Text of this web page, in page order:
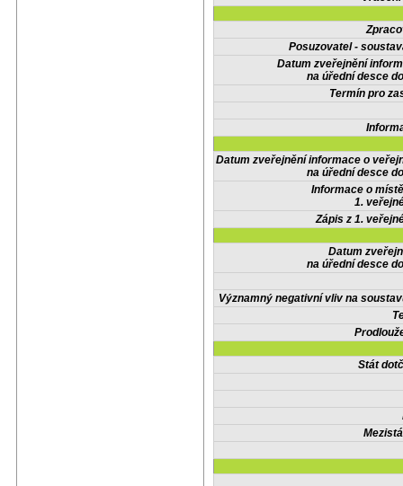
Posuzovatel -
Datum zveřejnění
na úřední desce
Termín pro
Datum zveřejnění informace o
na úřední desce
Informace o
1.
Zápis z 1.
Datum
na úřední desce
Významný negativní vliv na
Stát